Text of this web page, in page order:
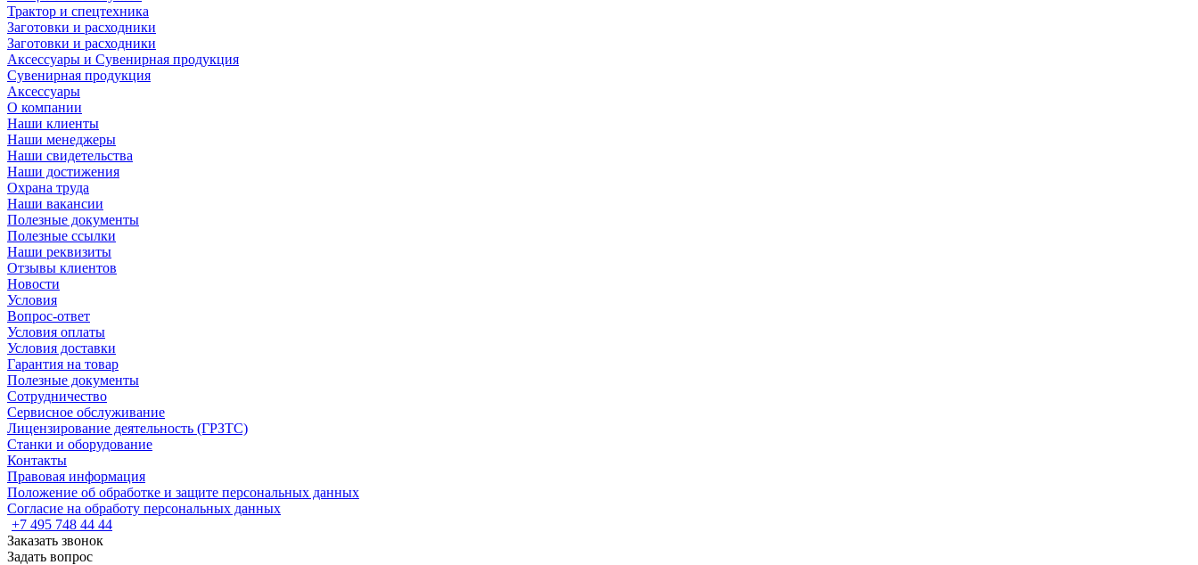
Трактор и спецтехника
Заготовки и расходники
Заготовки и расходники
Аксессуары и Сувенирная продукция
Сувенирная продукция
Аксессуары
О компании
Наши клиенты
Наши менеджеры
Наши свидетельства
Наши достижения
Охрана труда
Наши вакансии
Полезные документы
Полезные ссылки
Наши реквизиты
Отзывы клиентов
Новости
Условия
Вопрос-ответ
Условия оплаты
Условия доставки
Гарантия на товар
Полезные документы
Сотрудничество
Сервисное обслуживание
Лицензирование деятельность (ГРЗТС)
Станки и оборудование
Контакты
Правовая информация
Положение об обработке и защите персональных данных
Согласие на обработу персональных данных
+7 495 748 44 44
Заказать звонок
Задать вопрос